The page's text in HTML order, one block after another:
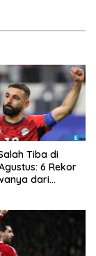
Tiba di
6 Rekor
dari